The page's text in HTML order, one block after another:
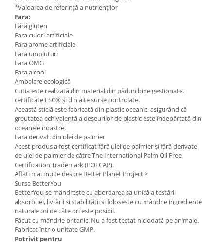
*Valoarea de referință a nutrienților
Fara:
Fără gluten
Fara culori artificiale
Fara arome artificiale
Fara umpluturi
Fara OMG
Fara alcool
Ambalare ecologică
Cutia este realizată din material din păduri bine gestionate,
certificate FSC® și din alte surse controlate.
Această sticlă este fabricată din plastic oceanic, asigurând că
greutatea echivalentă a deșeurilor de plastic este îndepărtată din
oceanele noastre.
Fara derivati din ulei de palmier
Acest produs a fost certificat fără ulei de palmier și fără derivate
de ulei de palmier de către The International Palm Oil Free
Certification Trademark (POFCAP).
Aflați mai multe despre Better Planet Project >
Sursa BetterYou
BetterYou se mândrește cu abordarea sa unică a testării
absorbției, livrării și stabilității și folosește cu mândrie ingrediente
naturale ori de câte ori este posibil.
Făcut cu mândrie britanic. Nu a fost testat niciodată pe animale.
Fabricat într-o unitate GMP.
Potrivit pentru